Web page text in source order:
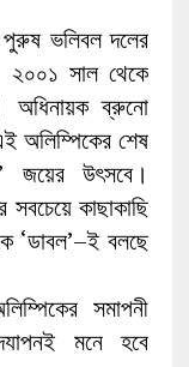
ভলিবল দলের
২০০১ সাল থেকে
অধিনায়ক ব্রুনো
অলিম্পিকের শেষ
জয়ের উৎসবে।
কাছাকাছি
বলছে
সমাপনী
মনে হবে